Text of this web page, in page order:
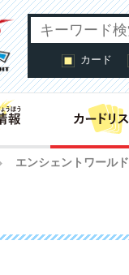
カード
エンシェントワールド